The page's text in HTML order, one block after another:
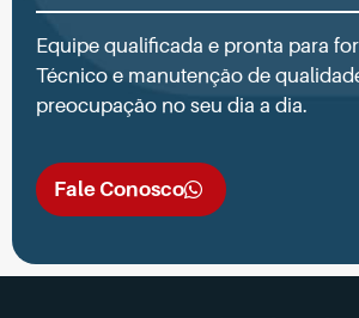
Equipe qualificada e pronta para
Técnico e manutenção de
preocupação no seu dia a dia.
Fale Conosco